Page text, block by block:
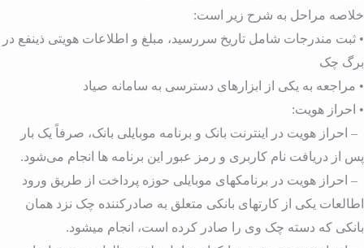
مراحل به شرح زیر است:
ثبت مندرجات شامل تاریخ سررسید، مبلغ و اطلاعات هویتی ذینفع در
چک
مراجعه به یکی از ابزارهای دسترسی به سامانه صیاد
احراز هویت:
احراز هویت در اینترنت بانک و برنامه موبایلی بانک، صرفاً یک بار
از دریافت نام کاربری و رمز عبور این برنامه ها انجام می‌شود.
احراز هویت در برنامکهای موبایلی حوزه پرداخت از طریق ورود
یکی از کارتهای بانکی متعلق به صادرکننده چک نزد همان
که دسته چک وی را صادر کرده است، انجام میشود.